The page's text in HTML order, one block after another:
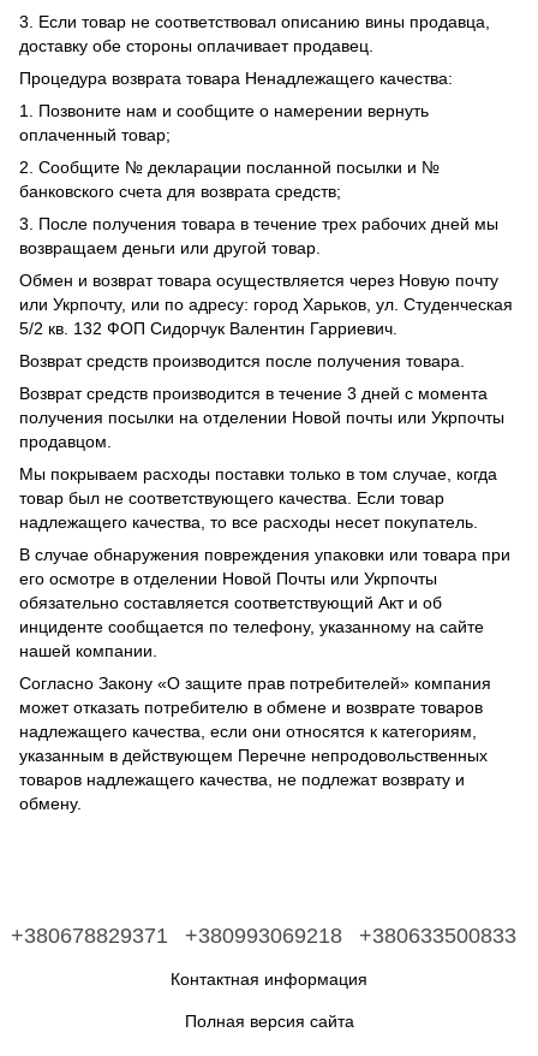
3. Если товар не соответствовал описанию вины продавца,
доставку обе стороны оплачивает продавец.
Процедура возврата товара Ненадлежащего качества:
1. Позвоните нам и сообщите о намерении вернуть
оплаченный товар;
2. Сообщите № декларации посланной посылки и №
банковского счета для возврата средств;
3. После получения товара в течение трех рабочих дней мы
возвращаем деньги или другой товар.
Обмен и возврат товара осуществляется через Новую почту
или Укрпочту, или по адресу: город Харьков, ул. Студенческая
5/2 кв. 132 ФОП Сидорчук Валентин Гарриевич.
Возврат средств производится после получения товара.
Возврат средств производится в течение 3 дней с момента
получения посылки на отделении Новой почты или Укрпочты
продавцом.
Мы покрываем расходы поставки только в том случае, когда
товар был не соответствующего качества. Если товар
надлежащего качества, то все расходы несет покупатель.
В случае обнаружения повреждения упаковки или товара при
его осмотре в отделении Новой Почты или Укрпочты
обязательно составляется соответствующий Акт и об
инциденте сообщается по телефону, указанному на сайте
нашей компании.
Согласно Закону «О защите прав потребителей» компания
может отказать потребителю в обмене и возврате товаров
надлежащего качества, если они относятся к категориям,
указанным в действующем Перечне непродовольственных
товаров надлежащего качества, не подлежат возврату и
обмену.
+380678829371 +380993069218 +380633500833
Контактная информация
Полная версия сайта